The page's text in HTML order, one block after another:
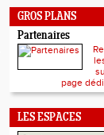
GROS PLANS
Partenaires
page
LES ESPACES